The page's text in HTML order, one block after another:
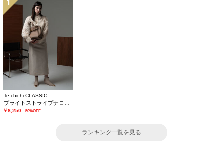
1
Te chichi CLASSIC
￥8,250 -50%OFF-
ランキング一覧を見る